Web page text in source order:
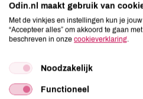
marjolein*,
Allergenen
Gluten
Odin.nl maakt gebruik van
Met de vinkjes en instellingen kun je
“Accepteer alles” om akkoord te gaan
beschreven in onze cookieverklaring.
Noodzakelijk
Functioneel